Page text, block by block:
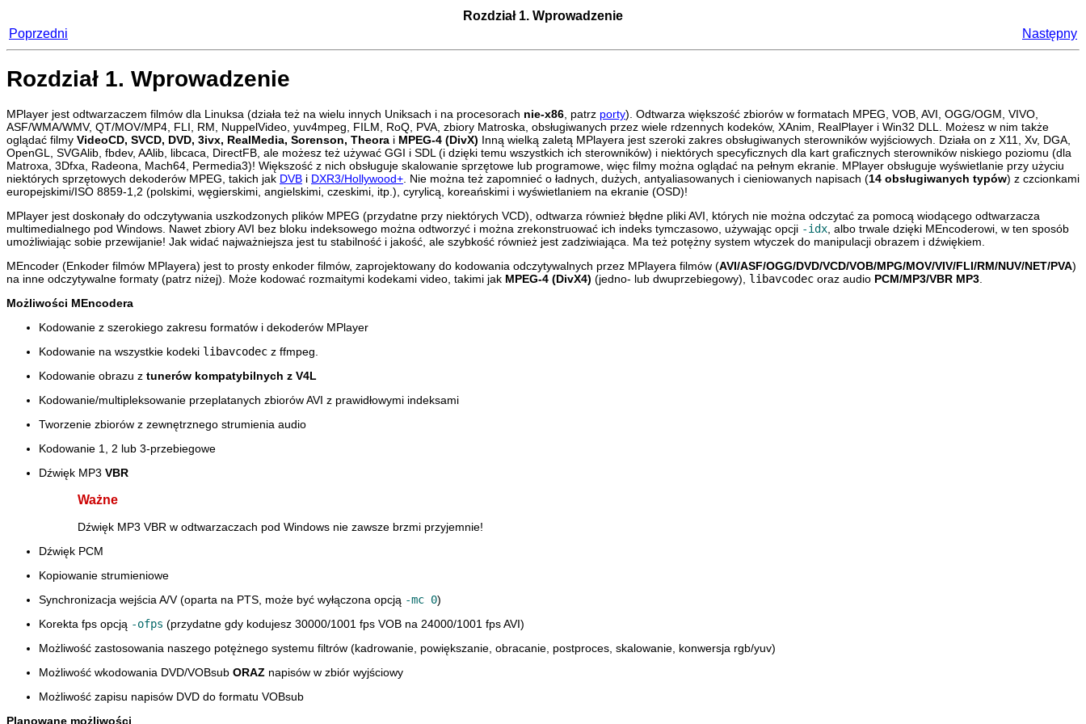
Rozdział 1. Wprowadzenie
Poprzedni
Następny
Rozdział 1. Wprowadzenie
MPlayer jest odtwarzaczem filmów dla Linuksa (działa też na wielu innych Uniksach i na procesorach nie-x86 , patrz porty). Odtwarza większość zbiorów w formatach MPEG, VOB, AVI, OGG/OGM, VIVO,
ASF/WMA/WMV, QT/MOV/MP4, FLI, RM, NuppelVideo, yuv4mpeg, FILM, RoQ, PVA, zbiory Matroska, obsługiwanych przez wiele rdzennych kodeków, XAnim, RealPlayer i Win32 DLL. Możesz w nim także
oglądać filmy VideoCD, SVCD, DVD, 3ivx, RealMedia, Sorenson, Theora i MPEG-4 (DivX) Inną wielką zaletą MPlayera jest szeroki zakres obsługiwanych sterowników wyjściowych. Działa on z X11, Xv, DGA,
OpenGL, SVGAlib, fbdev, AAlib, libcaca, DirectFB, ale możesz też używać GGI i SDL (i dzięki temu wszystkich ich sterowników) i niektórych specyficznych dla kart graficznych sterowników niskiego poziomu (dla
Matroxa, 3Dfxa, Radeona, Mach64, Permedia3)! Większość z nich obsługuje skalowanie sprzętowe lub programowe, więc filmy można oglądać na pełnym ekranie. MPlayer obsługuje wyświetlanie przy użyciu
niektórych sprzętowych dekoderów MPEG, takich jak DVB i DXR3/Hollywood+ . Nie można też zapomnieć o ładnych, dużych, antyaliasowanych i cieniowanych napisach (14 obsługiwanych typów) z czcionkami
europejskimi/ISO 8859-1,2 (polskimi, węgierskimi, angielskimi, czeskimi, itp.), cyrylicą, koreańskimi i wyświetlaniem na ekranie (OSD)!
MPlayer jest doskonały do odczytywania uszkodzonych plików MPEG (przydatne przy niektórych VCD), odtwarza również błędne pliki AVI, których nie można odczytać za pomocą wiodącego odtwarzacza
multimedialnego pod Windows. Nawet zbiory AVI bez bloku indeksowego można odtworzyć i można zrekonstruować ich indeks tymczasowo, używając opcji -idx , albo trwale dzięki MEncoderowi , w ten sposób
umożliwiając sobie przewijanie! Jak widać najważniejsza jest tu stabilność i jakość, ale szybkość również jest zadziwiająca. Ma też potężny system wtyczek do manipulacji obrazem i dźwiękiem.
MEncoder (Enkoder filmów MPlayera) jest to prosty enkoder filmów, zaprojektowany do kodowania odczytywalnych przez MPlayera filmów (AVI/ASF/OGG/DVD/VCD/VOB/MPG/MOV/VIV/FLI/RM/NUV/NET/PVA)
na inne odczytywalne formaty (patrz niżej). Może kodować rozmaitymi kodekami video, takimi jak MPEG-4 (DivX4) (jedno- lub dwuprzebiegowy), libavcodec oraz audio PCM/MP3/VBR MP3
Możliwości MEncodera
Kodowanie z szerokiego zakresu formatów i dekoderów MPlayer
Kodowanie na wszystkie kodeki libavcodec z ffmpeg.
Kodowanie obrazu z tunerów kompatybilnych z V4L
Kodowanie/multipleksowanie przeplatanych zbiorów AVI z prawidłowymi indeksami
Tworzenie zbiorów z zewnętrznego strumienia audio
Kodowanie 1, 2 lub 3-przebiegowe
Dźwięk MP3 VBR
Ważne
Dźwięk MP3 VBR w odtwarzaczach pod Windows nie zawsze brzmi przyjemnie!
Dźwięk PCM
Kopiowanie strumieniowe
Synchronizacja wejścia A/V (oparta na PTS, może być wyłączona opcją -mc 0)
Korekta fps opcją -ofps (przydatne gdy kodujesz 30000/1001 fps VOB na 24000/1001 fps AVI)
Możliwość zastosowania naszego potężnego systemu filtrów (kadrowanie, powiększanie, obracanie, postproces, skalowanie, konwersja rgb/yuv)
Możliwość wkodowania DVD/VOBsub ORAZ napisów w zbiór wyjściowy
Możliwość zapisu napisów DVD do formatu VOBsub
Planowane możliwości